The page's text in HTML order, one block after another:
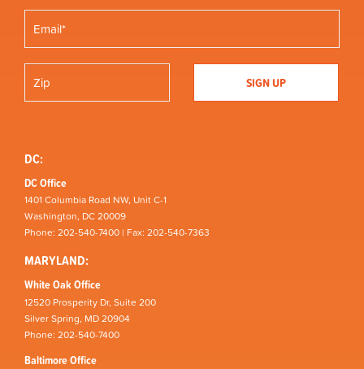
DC:
DC Office
1401 Columbia Road NW, Unit C-1
Washington, DC 20009
Phone: 202-540-7400 | Fax: 202-540-7363
MARYLAND:
White Oak Office
12520 Prosperity Dr, Suite 200
Silver Spring, MD 20904
Phone: 202-540-7400
Baltimore Office